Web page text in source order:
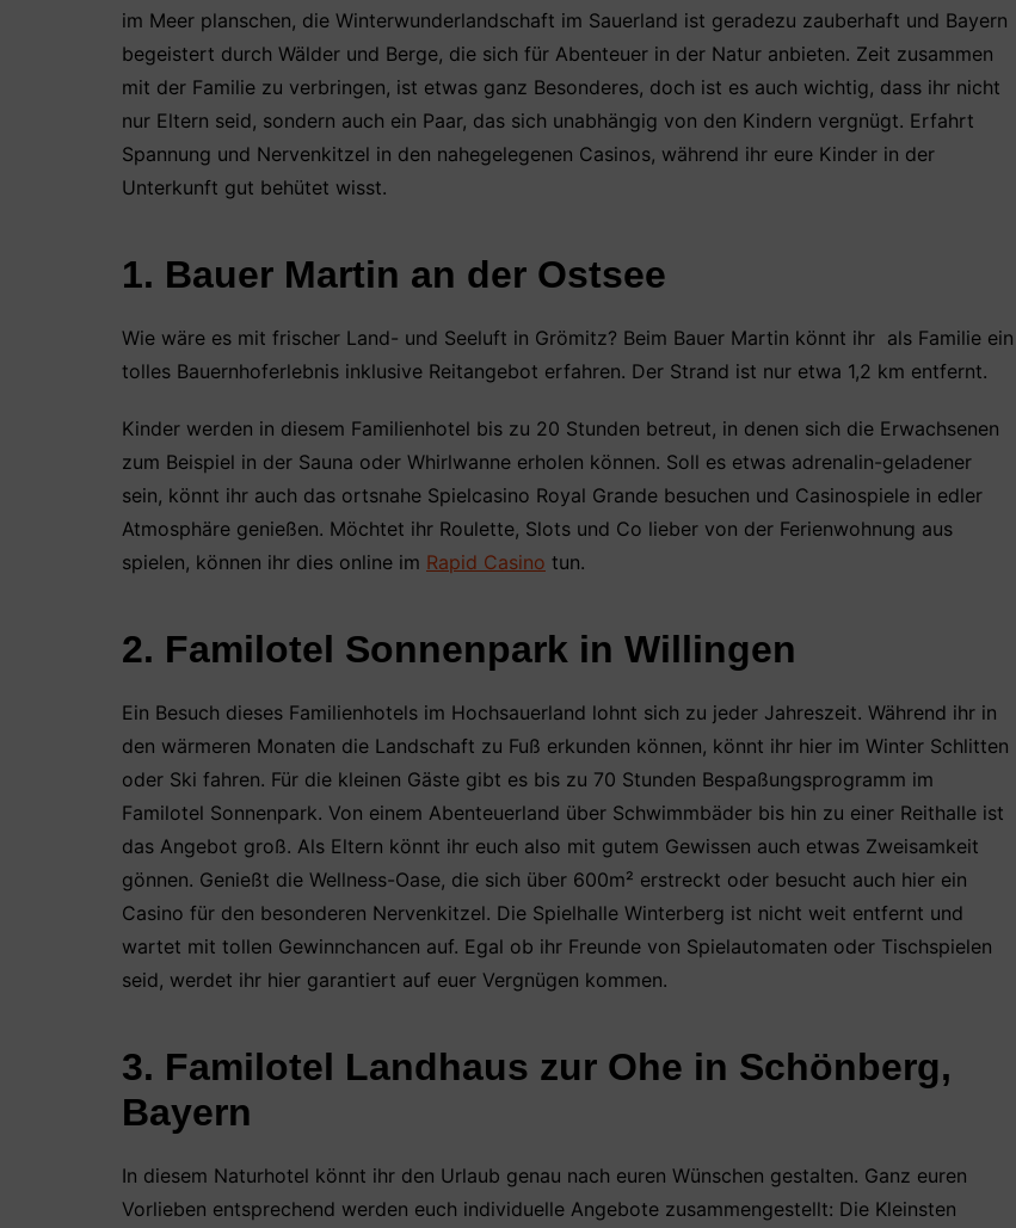
im Meer planschen, die Winterwunderlandschaft im Sauerland ist geradezu zauberhaft und Bayern
begeistert durch Wälder und Berge, die sich für Abenteuer in der Natur anbieten. Zeit zusammen
mit der Familie zu verbringen, ist etwas ganz Besonderes, doch ist es auch wichtig, dass ihr nicht
nur Eltern seid, sondern auch ein Paar, das sich unabhängig von den Kindern vergnügt. Erfahrt
Spannung und Nervenkitzel in den nahegelegenen Casinos, während ihr eure Kinder in der
Unterkunft gut behütet wisst.
1. Bauer Martin an der Ostsee
Wie wäre es mit frischer Land- und Seeluft in Grömitz? Beim Bauer Martin könnt ihr als Familie ein
tolles Bauernhoferlebnis inklusive Reitangebot erfahren. Der Strand ist nur etwa 1,2 km entfernt.
Kinder werden in diesem Familienhotel bis zu 20 Stunden betreut, in denen sich die Erwachsenen
zum Beispiel in der Sauna oder Whirlwanne erholen können. Soll es etwas adrenalin-geladener
sein, könnt ihr auch das ortsnahe Spielcasino Royal Grande besuchen und Casinospiele in edler
Atmosphäre genießen. Möchtet ihr Roulette, Slots und Co lieber von der Ferienwohnung aus
spielen, können ihr dies online im Rapid Casino tun.
2. Familotel Sonnenpark in Willingen
Ein Besuch dieses Familienhotels im Hochsauerland lohnt sich zu jeder Jahreszeit. Während ihr in
den wärmeren Monaten die Landschaft zu Fuß erkunden können, könnt ihr hier im Winter Schlitten
oder Ski fahren. Für die kleinen Gäste gibt es bis zu 70 Stunden Bespaßungsprogramm im
Familotel Sonnenpark. Von einem Abenteuerland über Schwimmbäder bis hin zu einer Reithalle ist
das Angebot groß. Als Eltern könnt ihr euch also mit gutem Gewissen auch etwas Zweisamkeit
gönnen. Genießt die Wellness-Oase, die sich über 600m² erstreckt oder besucht auch hier ein
Casino für den besonderen Nervenkitzel. Die Spielhalle Winterberg ist nicht weit entfernt und
wartet mit tollen Gewinnchancen auf. Egal ob ihr Freunde von Spielautomaten oder Tischspielen
seid, werdet ihr hier garantiert auf euer Vergnügen kommen.
3. Familotel Landhaus zur Ohe in Schönberg,
Bayern
In diesem Naturhotel könnt ihr den Urlaub genau nach euren Wünschen gestalten. Ganz euren
Vorlieben entsprechend werden euch individuelle Angebote zusammengestellt: Die Kleinsten